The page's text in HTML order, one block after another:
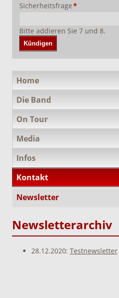
Adresse
Pflichtfeld
Sicherheitsfrage*
Bitte addieren Sie 7 und 8.
Kündigen
überspringen
Home
Die Band
On Tour
Media
Infos
Kontakt
Newsletter
Newsletterarchiv
28.12.2020: Testnewsletter